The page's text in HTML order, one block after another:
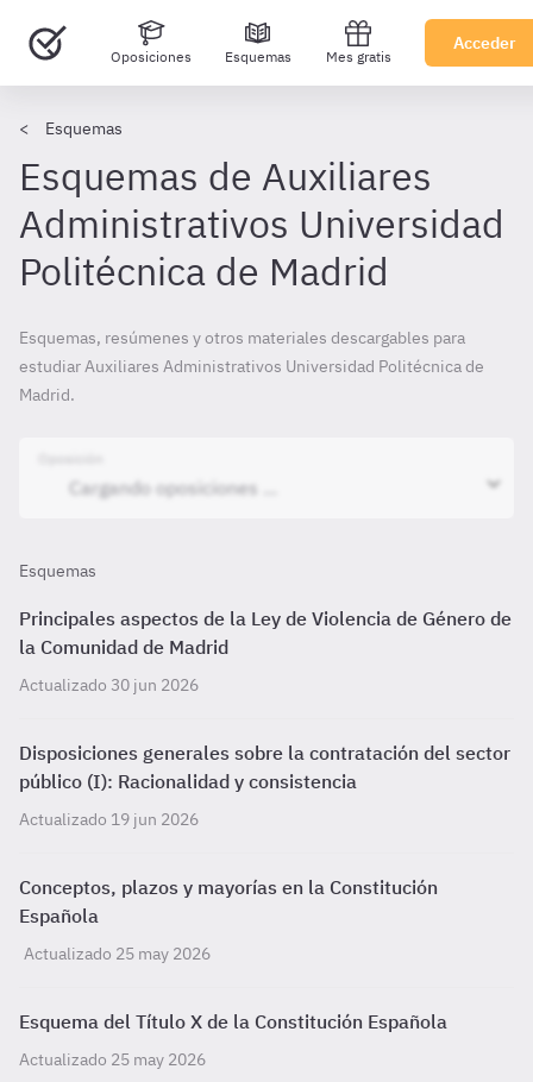
Oposiciones Esquemas Mes gratis
Acceder
Esquemas
Esquemas de Auxiliares
Administrativos Universidad
Politécnica de Madrid
Esquemas, resúmenes y otros materiales descargables para
estudiar Auxiliares Administrativos Universidad Politécnica de
Madrid.
Esquemas
Principales aspectos de la Ley de Violencia de Género de
la Comunidad de Madrid
Actualizado 30 jun 2026
Disposiciones generales sobre la contratación del sector
público (I): Racionalidad y consistencia
Actualizado 19 jun 2026
Conceptos, plazos y mayorías en la Constitución
Española
Actualizado 25 may 2026
Esquema del Título X de la Constitución Española
Actualizado 25 may 2026